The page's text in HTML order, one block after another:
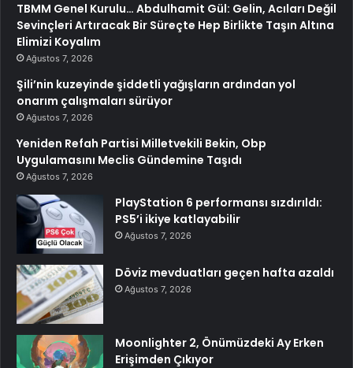
TBMM Genel Kurulu… Abdulhamit Gül: Gelin, Acıları Değil
Sevinçleri Artıracak Bir Süreçte Hep Birlikte Taşın Altına
Elimizi Koyalım
Ağustos 7, 2026
Şili’nin kuzeyinde şiddetli yağışların ardından yol
onarım çalışmaları sürüyor
Ağustos 7, 2026
Yeniden Refah Partisi Milletvekili Bekin, Obp
Uygulamasını Meclis Gündemine Taşıdı
Ağustos 7, 2026
PlayStation 6 performansı sızdırıldı:
PS5’i ikiye katlayabilir
Ağustos 7, 2026
Döviz mevduatları geçen hafta azaldı
Ağustos 7, 2026
Moonlighter 2, Önümüzdeki Ay Erken
Erişimden Çıkıyor